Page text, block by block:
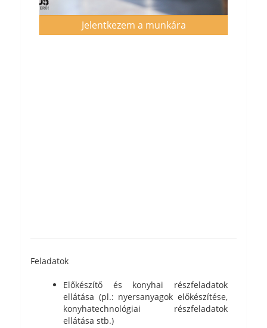
Jelentkezem a munkára
Feladatok
Előkészítő és konyhai részfeladatok
ellátása (pl.: nyersanyagok előkészítése,
konyhatechnológiai részfeladatok
ellátása stb.)